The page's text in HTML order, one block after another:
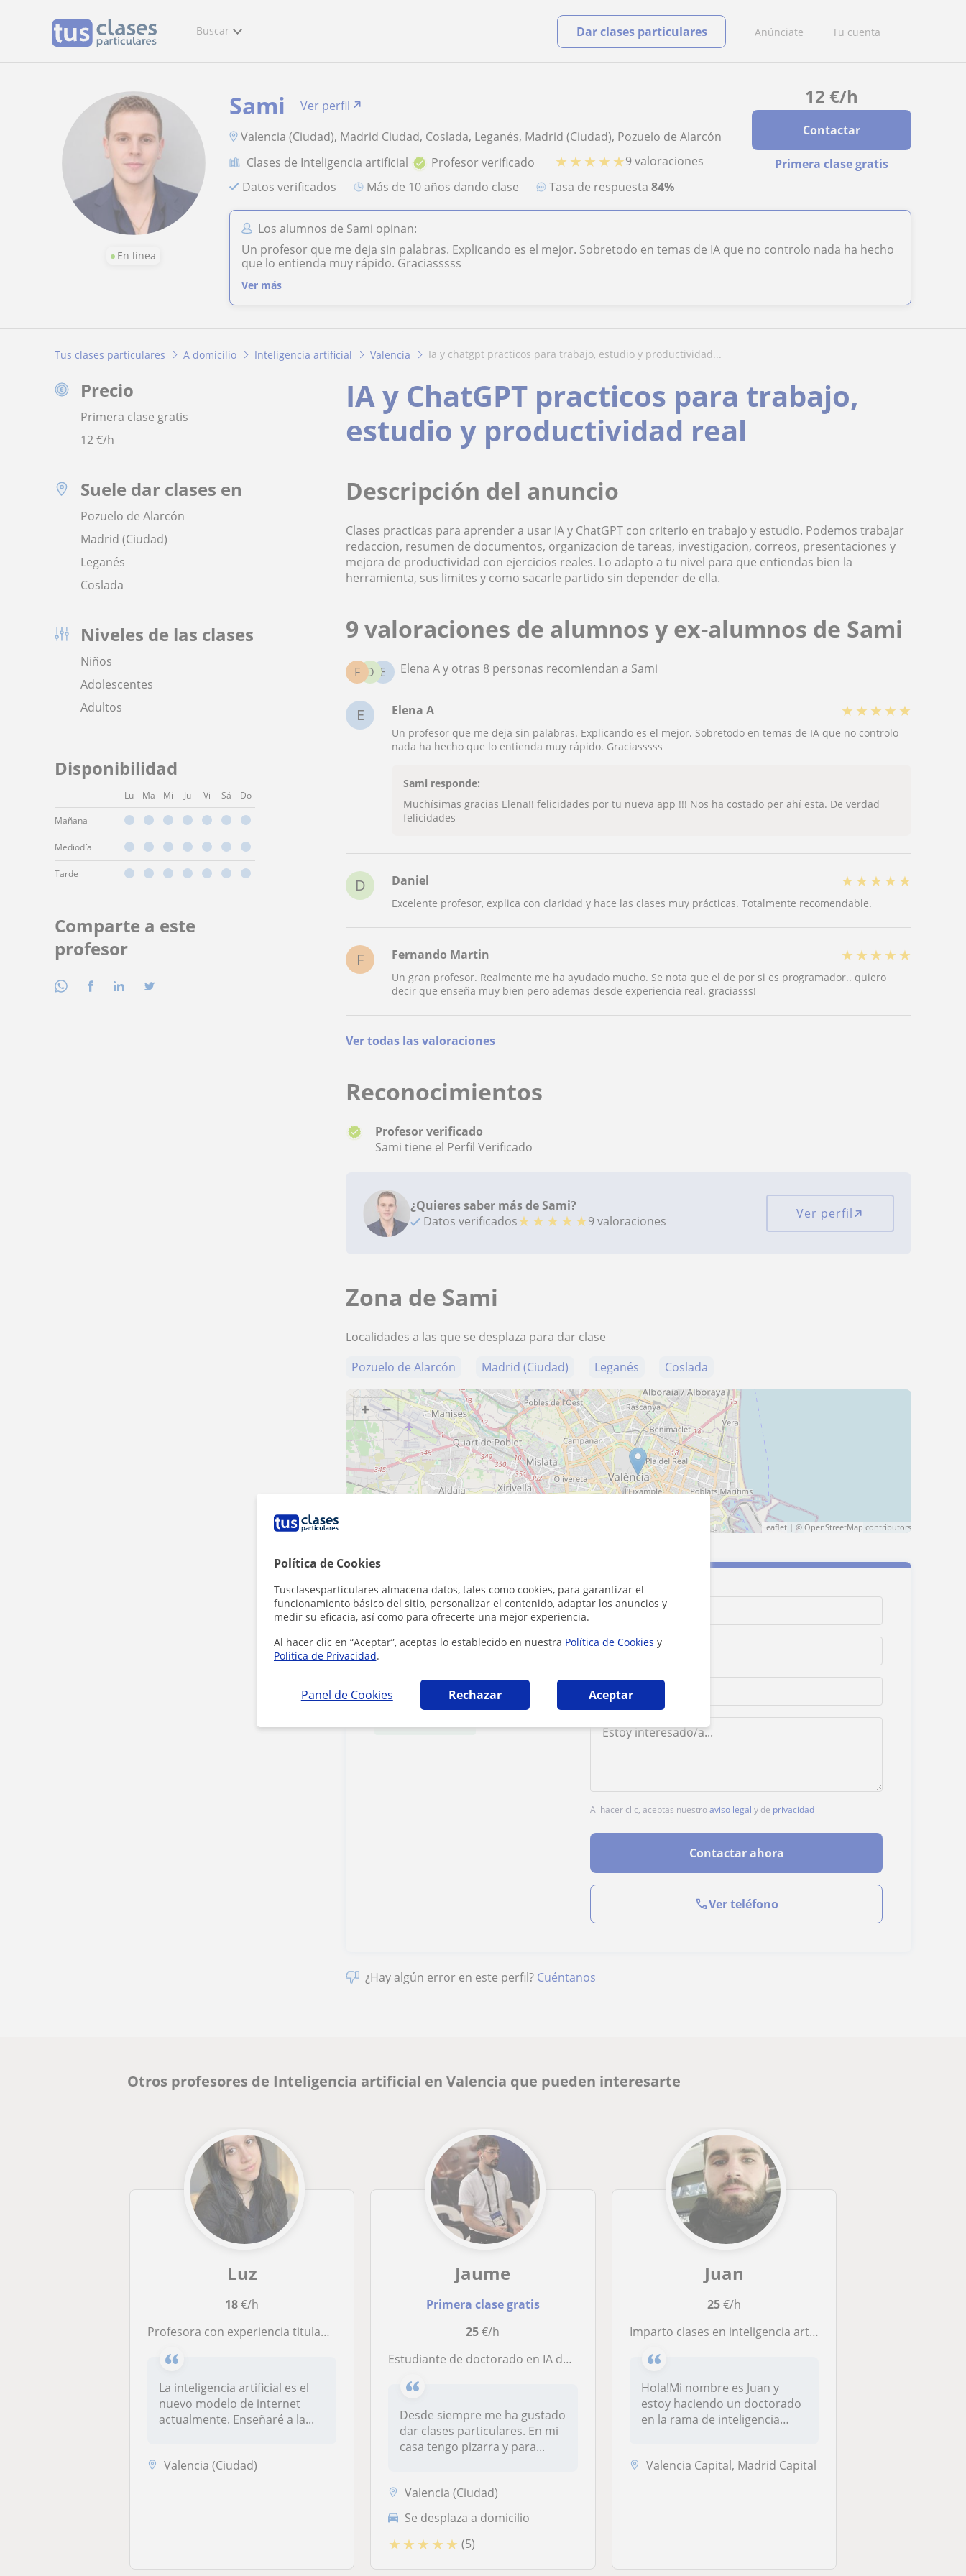
Política de Cookies
Tusclasesparticulares almacena datos, tales como cookies, para garantizar el
funcionamiento básico del sitio, personalizar el contenido, adaptar los anuncios y
medir su eficacia, así como para ofrecerte una mejor experiencia.
Al hacer clic en “Aceptar”, aceptas lo establecido en nuestra Política de Cookies y
Política de Privacidad.
Panel de Cookies Rechazar Aceptar
Buscar Anúnciate Tu cuenta
Dar clases particulares
En línea
12 €/h
Contactar
Primera clase gratis
Sami
Ver perfil
Valencia (Ciudad), Madrid Ciudad, Coslada, Leganés, Madrid (Ciudad), Pozuelo de Alarcón
Clases de Inteligencia artificial
Profesor verificado ★ ★ ★ ★ ★9 valoraciones
Datos verificados
más de 10 años dando clase Tasa de respuesta84%
Los alumnos de Sami opinan:
Un profesor que me deja sin palabras. Explicando es el mejor. Sobretodo en temas de IA que no controlo nada ha hecho
que lo entienda muy rápido. Graciasssss
Ver más
Tus clases particulares A domicilio Inteligencia artificial Valencia ia y chatgpt practicos para trabajo, estudio y productividad...
Precio
Primera clase gratis
12€/h
Suele dar clases en
Pozuelo de Alarcón
Madrid (Ciudad)
Leganés
Coslada
Niveles de las clases
Niños
Adolescentes
Adultos
Disponibilidad
Lu Ma Mi Ju Vi Sá Do
Mañana
Mediodía
Tarde
Comparte a este
profesor
IA y ChatGPT practicos para trabajo,
estudio y productividad real
Descripción del anuncio
Clases practicas para aprender a usar IA y ChatGPT con criterio en trabajo y estudio. Podemos trabajar
redaccion, resumen de documentos, organizacion de tareas, investigacion, correos, presentaciones y
mejora de productividad con ejercicios reales. Lo adapto a tu nivel para que entiendas bien la
herramienta, sus limites y como sacarle partido sin depender de ella.
9 valoraciones de alumnos y ex-alumnos de Sami
E
D
F Elena A y otras 8 personas recomiendan a Sami
E Elena A ★ ★ ★ ★ ★
Un profesor que me deja sin palabras. Explicando es el mejor. Sobretodo en temas de IA que no controlo
nada ha hecho que lo entienda muy rápido. Graciasssss
Sami responde:
Muchísimas gracias Elena!! felicidades por tu nueva app !!! Nos ha costado per ahí esta. De verdad
felicidades
D Daniel ★ ★ ★ ★ ★
Excelente profesor, explica con claridad y hace las clases muy prácticas. Totalmente recomendable.
F Fernando Martin ★ ★ ★ ★ ★
Un gran profesor. Realmente me ha ayudado mucho. Se nota que el de por si es programador.. quiero
decir que enseña muy bien pero ademas desde experiencia real. graciasss!
Ver todas las valoraciones
Reconocimientos
Profesor verificado
Sami tiene el Perfil Verificado
¿Quieres saber más de Sami?
Datos verificados★ ★ ★ ★ ★9 valoraciones Ver perfil
Zona de Sami
Localidades a las que se desplaza para dar clase
Pozuelo de Alarcón
Madrid (Ciudad) Leganés Coslada
+ −
Leaflet| © OpenStreetMap contributors
Contacta con Sami
1ª clase gratis
Al hacer clic, aceptas nuestroaviso legal y de privacidad
Contactar ahora
Ver teléfono
¿Hay algún error en este perfil? Cuéntanos
Otros profesores de Inteligencia artificial en Valencia que pueden interesarte
Luz
18€/h
Profesora con experiencia titulada en Desarrollo de Aplicaciones Multiplataforma y especializada en Inteligencia Artificial.
La inteligencia artificial es el
nuevo modelo de internet
actualmente. Enseñaré a la...
Valencia (Ciudad)
Jaume
Primera clase gratis
25€/h
Estudiante de doctorado en IA da clases de IA, programación, matemáticas y física
Desde siempre me ha gustado
dar clases particulares. En mi
casa tengo pizarra y para...
Valencia (Ciudad)
Se desplaza a domicilio
★ ★ ★ ★ ★ (5)
Juan
25€/h
Imparto clases en inteligencia artificial, machine learning y data science
Hola!Mi nombre es Juan y
estoy haciendo un doctorado
en la rama de inteligencia
Valencia Capital, Madrid Capital